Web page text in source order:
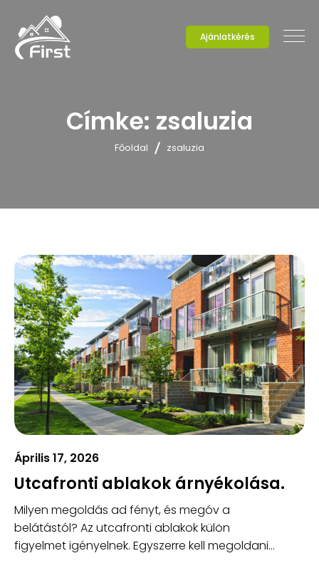
Ajánlatkérés
Címke: zsaluzia
Főoldal zsaluzia
Április 17, 2026
Utcafronti ablakok árnyékolása.
Milyen megoldás ad fényt, és megóv a
belátástól? Az utcafronti ablakok külön
figyelmet igényelnek. Egyszerre kell megoldani...